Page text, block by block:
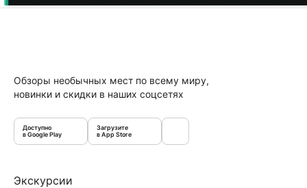
Обзоры необычных мест по всему миру,
новинки и скидки в наших соцсетях
Доступно
в Google Play
Загрузите
в App Store
Экскурсии